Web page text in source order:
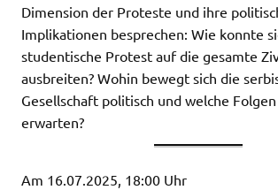
Dimension der Proteste und ihre
Implikationen besprechen: Wie konnte
studentische Protest auf die gesamte
ausbreiten? Wohin bewegt sich die
Gesellschaft politisch und welche
erwarten?
Am 16.07.2025, 18:00 Uhr